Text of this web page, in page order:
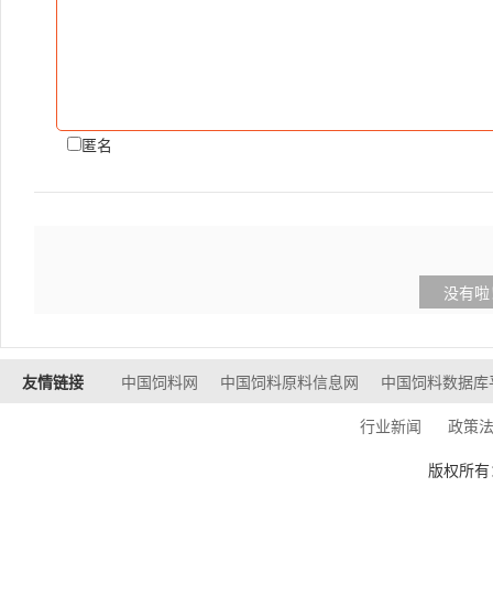
匿名
没有
友情链接 中国饲料网 中国饲料原料信息网
中国饲料数据库
行业新闻
政策
版权所